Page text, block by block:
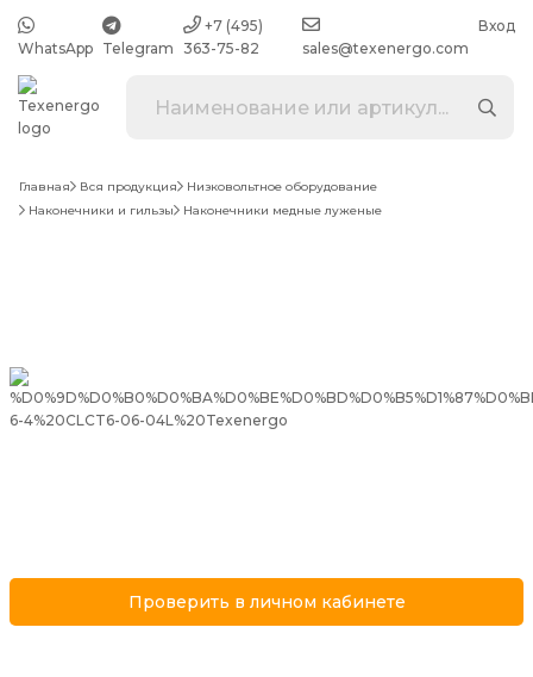
WhatsApp Telegram
+7 (495)
363-75-82
sales@texenergo.com
Вход
Главная Вся продукция
Низковольтное оборудование
Наконечники и гильзы
Наконечники медные луженые
Проверить в личном кабинете